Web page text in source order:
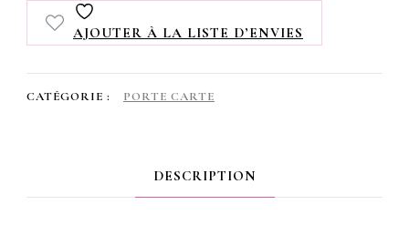
carte
en
tissu
AJOUTER À LA LISTE D’ENVIES
CATÉGORIE : PORTE CARTE
DESCRIPTION